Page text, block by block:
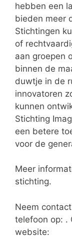
hebben een
bieden meer
Stichtingen
of
aan groepen
binnen de
duwtje in de
innovatoren
kunnen
Stichting
een betere
voor de
Meer
stichting.
Neem
telefoon op: .
website: